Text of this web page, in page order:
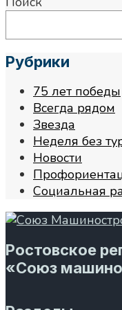
Рубрики
75 лет победы
Всегда рядом
Звезда
Неделя без
Новости
Социальная
Ростовское
«Союз